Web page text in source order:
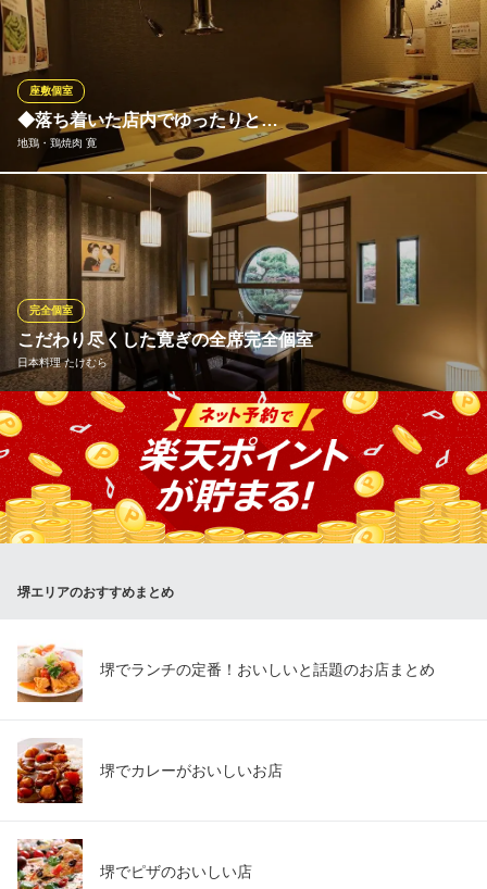
用意しております。店内奥にご用意しているため、他のお客様と
顔を合わせる機会も少なく、接待やデートシーンにも重宝してい
ただけます。皆が大好きな焼肉は、ご家族のお集まりにもぴった
りで、カジュアルなお顔合わせやご友人とのお食事にも便利で
す。
ミートファクトリー しまちゃん 宴会個室有
黒毛和牛を味わう焼肉店
南海高野線堺東駅 徒歩10分
大阪府堺市堺区戎之町東2-1-7 菅原ビル1F
◆落ち着いた店内でゆったりと…
地鶏・鶏焼肉 寛
座敷個室
木を基調としたぬくもり溢れる落ち着いた雰囲気の店内にはカウ
ンター席や個室をご用意。お一人様からご友人とのお食事まで幅
広くご利用いただけます。当店で至福のひと時をお過ごしくださ
い。
地鶏・鶏焼肉 寛
豊富な地鶏料理を堪能
南海本線堺駅 徒歩2分
大阪府堺市堺区栄橋町1-5-10
こだわり尽くした寛ぎの全席完全個室
日本料理 たけむら
完全個室
椅子席の上質空間で、会食・接待・法事・慶事・結納・顔合わせ
など、大切なひとときをゆったりとお過ごしください。プライベ
ートな空間で、季節の味わいを心ゆくまでご堪能いただけます。
日本料理 たけむら
大阪府堺市堺区大町東1-2-4
堺エリアのおすすめまとめ
堺でランチの定番！おいしいと話題のお店まとめ
堺でカレーがおいしいお店
堺でピザのおいしい店